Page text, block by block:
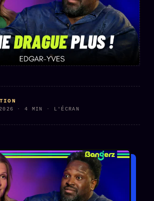
BUREAU DE
TENDANCES
SCANDALES
INFOFICTION
LIVE
24€
· 4 MIN · L'ÉCRAN